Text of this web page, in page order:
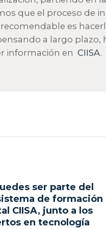
que el proceso de
es
a largo plazo,
información en CIISA.
ser parte del
de formación
CIISA, junto a los
en tecnología